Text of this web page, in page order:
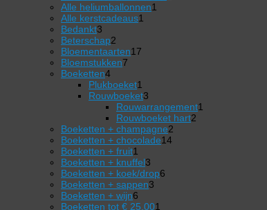
Alle heliumballonnen1
Alle kerstcadeaus1
Bedankt3
producten
Beterschap2
producten
Bloementaarten17
Bloemstukken7
Boeketten44
producten
Plukboeket1
product
Rouwboeket3
producten
Rouwarrangement1
Rouwboeket hart2
Boeketten + champagne2
Boeketten + chocolade1414
Boeketten + fruit1
product
Boeketten + knuffel3
producten
Boeketten + koek/drop6
Boeketten + sappen3
Boeketten + wijn6
producten
Boeketten tot € 25,001